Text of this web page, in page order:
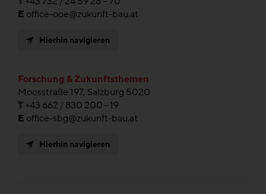
E office-ooe@zukunft-bau.at
Hierhin navigieren
Forschung & Zukunftsthemen
Moosstraße 197, Salzburg 5020
T+43 662 / 830 200 - 19
E office-sbg@zukunft-bau.at
Hierhin navigieren